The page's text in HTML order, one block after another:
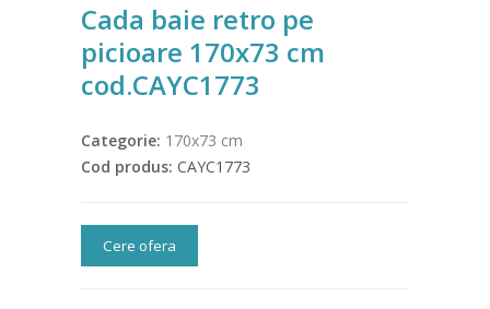
Cada baie retro pe
picioare 170x73 cm
cod.CAYC1773
Categorie: 170x73 cm
Cod produs: CAYC1773
Cere ofera